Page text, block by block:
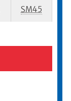
SM45